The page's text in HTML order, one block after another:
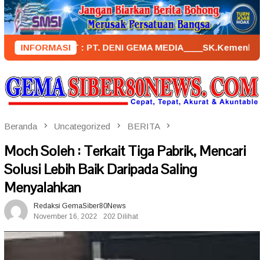
Loncat
ke
konten
INFORMASI
: PT. DENI GEMA MEDIA____SK.KemenkumHam :
Beranda Uncategorized BERITA
Moch Soleh : Terkait Tiga Pabrik, Mencari
Solusi Lebih Baik Daripada Saling
Menyalahkan
Redaksi GemaSiber80News
November 16, 2022
202 Dilihat